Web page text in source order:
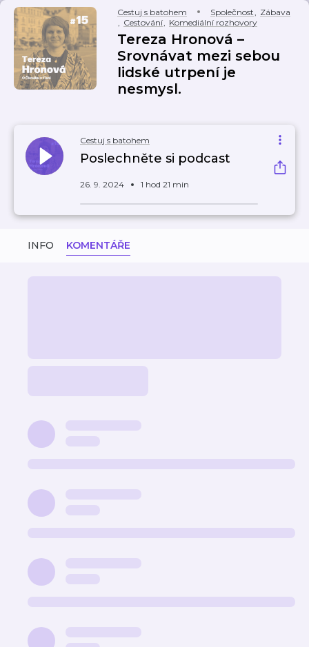
Cestuj s batohem Společnost, Zábava
, Cestování, Komediální rozhovory
Tereza Hronová –
Srovnávat mezi sebou
lidské utrpení je
nesmysl.
Cestuj s batohem
Poslechněte si podcast
26. 9. 2024 1 hod 21 min
INFO KOMENTÁŘE